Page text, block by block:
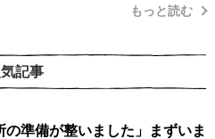
もっと読む
気記事
の準備が整いました」まずいま